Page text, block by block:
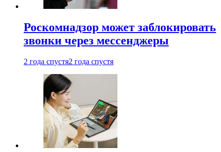
Роскомнадзор может заблокировать
звонки через мессенджеры
2 года спустя2 года спустя